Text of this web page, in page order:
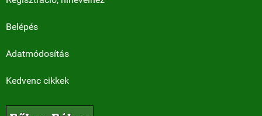
Belépés
Adatmódosítás
Kedvenc cikkek